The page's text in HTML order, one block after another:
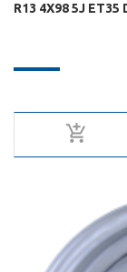
R13 4X98 5J ET35